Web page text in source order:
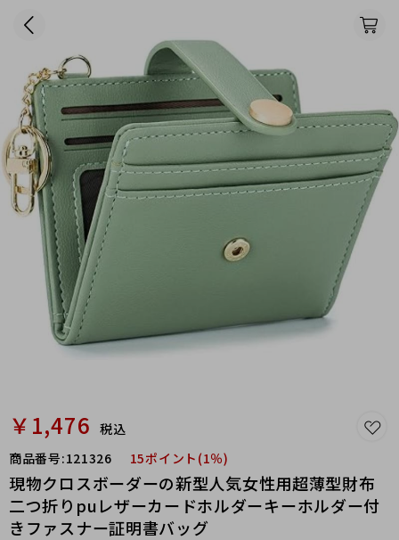
￥1,476 税込
商品番号:121326 15ポイント(1％)
現物クロスボーダーの新型人気女性用超薄型財布
二つ折りpuレザーカードホルダーキーホルダー付
きファスナー証明書バッグ
钱包尺寸：11.5*9.5*1.5c
m，大概0.13KG